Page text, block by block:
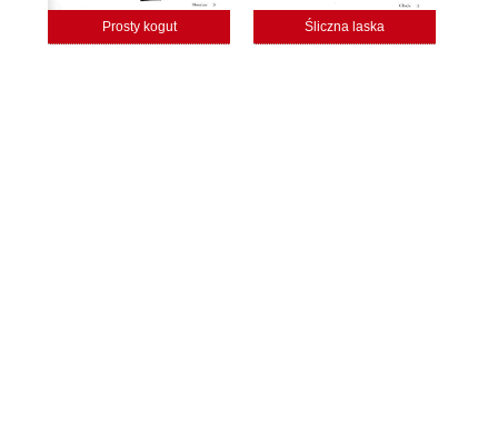
Prosty kogut Śliczna laska